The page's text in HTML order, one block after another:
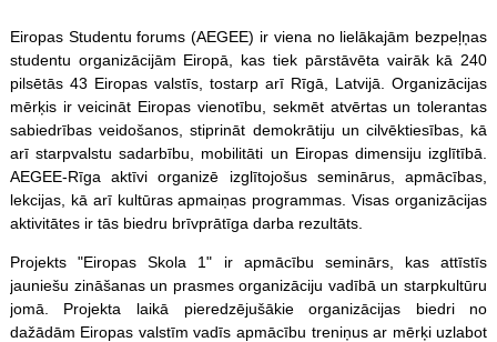
Eiropas Studentu forums (AEGEE) ir viena no lielākajām bezpeļņas
studentu organizācijām Eiropā, kas tiek pārstāvēta vairāk kā 240
pilsētās 43 Eiropas valstīs, tostarp arī Rīgā, Latvijā. Organizācijas
mērķis ir veicināt Eiropas vienotību, sekmēt atvērtas un tolerantas
sabiedrības veidošanos, stiprināt demokrātiju un cilvēktiesības, kā
arī starpvalstu sadarbību, mobilitāti un Eiropas dimensiju izglītībā.
AEGEE-Rīga aktīvi organizē izglītojošus seminārus, apmācības,
lekcijas, kā arī kultūras apmaiņas programmas. Visas organizācijas
aktivitātes ir tās biedru brīvprātīga darba rezultāts.
Projekts "Eiropas Skola 1" ir apmācību seminārs, kas attīstīs
jauniešu zināšanas un prasmes organizāciju vadībā un starpkultūru
jomā. Projekta laikā pieredzējušākie organizācijas biedri no
dažādām Eiropas valstīm vadīs apmācību treniņus ar mērķi uzlabot